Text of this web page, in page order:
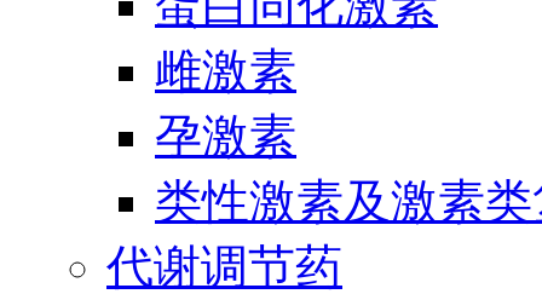
雌激素
孕激素
类性激素及激素
代谢调节药